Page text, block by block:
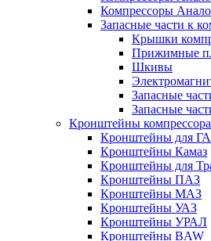
Компрессоры
Запасные части к
Крышки
Прижимные
Шкивы
Запасные
Запасные
Кронштейны компрессора
Кронштейны для
Кронштейны Камаз
Кронштейны для
Кронштейны ПАЗ
Кронштейны МАЗ
Кронштейны УАЗ
Кронштейны УРАЛ
Кронштейны BAW